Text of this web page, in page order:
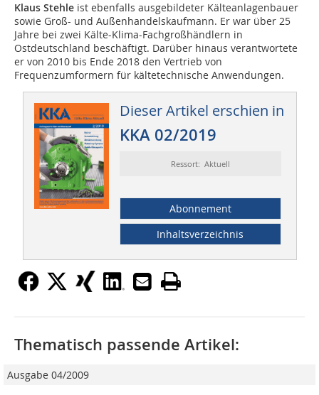
Klaus Stehle ist ebenfalls ausgebildeter Kälteanlagenbauer
sowie Groß- und Außenhandelskaufmann. Er war über 25
Jahre bei zwei Kälte-Klima-Fachgroßhändlern in
Ostdeutschland beschäftigt. Darüber hinaus verantwortete
er von 2010 bis Ende 2018 den Vertrieb von
Frequenzumformern für kältetechnische Anwendungen.
Dieser Artikel erschien in
KKA 02/2019
Ressort: Aktuell
Abonnement
Inhaltsverzeichnis
Thematisch passende Artikel:
Ausgabe 04/2009